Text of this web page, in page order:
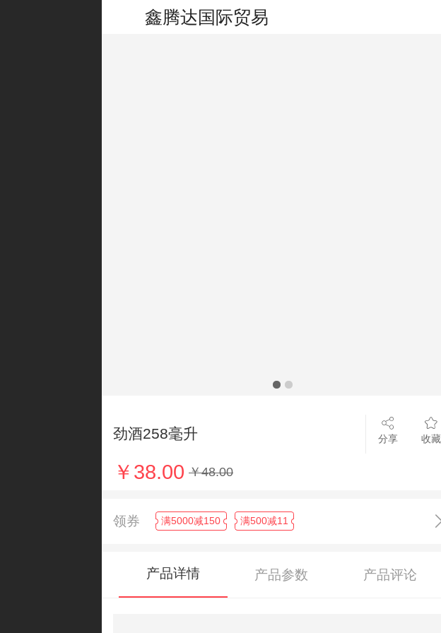
鑫腾达国际贸易
劲酒258毫升 分享 收藏
￥38.00 ￥48.00
领券 满5000减150 满500减11
产品详情 产品参数 产品评论